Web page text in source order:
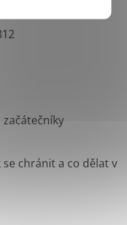
chránit a co dělat v